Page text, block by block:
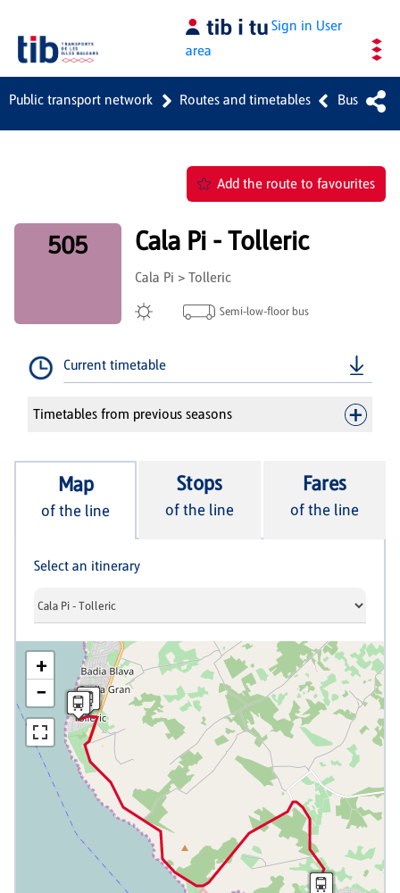
Sign in User
area
Public transport network Routes and timetables Bus
Add the route to favourites
505 Cala Pi - Tolleric
Cala Pi > Tolleric
Semi-low-floor bus
Current timetable
Timetables from previous seasons
Map
of the line
Stops
of the line
Fares
of the line